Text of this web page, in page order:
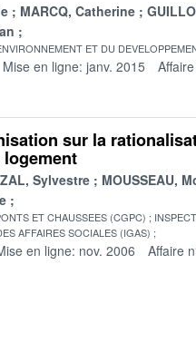
MARCQ, Catherine
ET DU
Mise en ligne: janv. 2015
sur la
Sylvestre MOUSSEAU,
ET CHAUSSEES (CGPC)
AFFAIRES SOCIALES (IGAS)
en ligne: nov. 2006 Affaire